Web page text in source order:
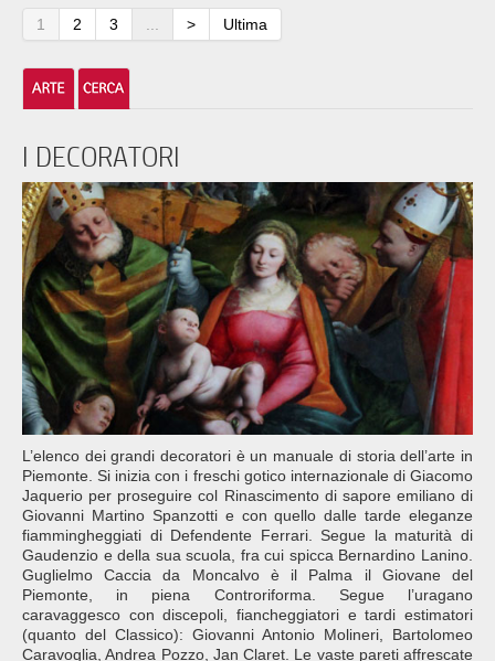
1 2 3 ... > Ultima
I DECORATORI
L’elenco dei grandi decoratori è un manuale di storia dell’arte in
Piemonte. Si inizia con i freschi gotico internazionale di Giacomo
Jaquerio per proseguire col Rinascimento di sapore emiliano di
Giovanni Martino Spanzotti e con quello dalle tarde eleganze
fiammingheggiati di Defendente Ferrari. Segue la maturità di
Gaudenzio e della sua scuola, fra cui spicca Bernardino Lanino.
Guglielmo Caccia da Moncalvo è il Palma il Giovane del
Piemonte, in piena Controriforma. Segue l’uragano
caravaggesco con discepoli, fiancheggiatori e tardi estimatori
(quanto del Classico): Giovanni Antonio Molineri, Bartolomeo
Caravoglia, Andrea Pozzo, Jan Claret. Le vaste pareti affrescate